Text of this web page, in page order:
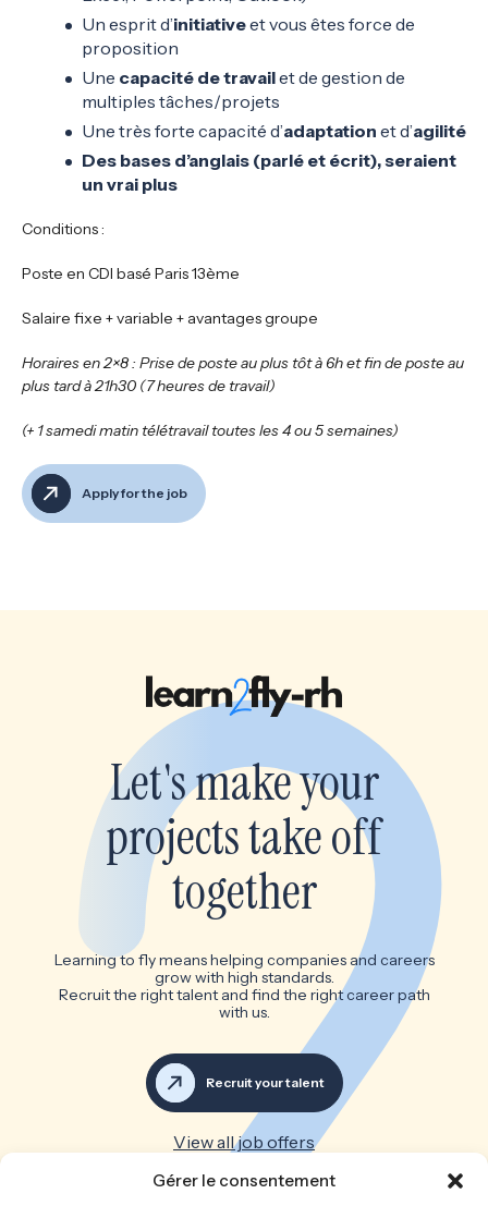
Gérer le consentement
Un esprit d’initiativeet vous êtes force de
proposition
Une capacité de travailet de gestion de
multiples tâches/projets
Une très forte capacité d’adaptation et d’agilité
Des bases d’anglais (parlé et écrit), seraient
un vrai plus
Conditions :
Poste en CDI basé Paris 13ème
Salaire fixe + variable + avantages groupe
Horaires en 2×8 : Prise de poste au plus tôt à 6h et fin de poste au
plus tard à 21h30 (7 heures de travail)
(+ 1 samedi matin télétravail toutes les 4 ou 5 semaines)
Apply for the job
Let's make your
projects take off
together
Learning to fly means helping companies and careers
grow with high standards.
Recruit the right talent and find the right career path
with us.
Recruit your talent
View all job offers